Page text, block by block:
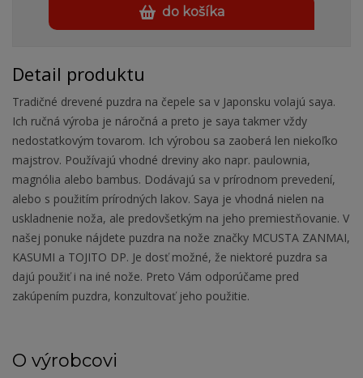
do košíka
Detail produktu
Tradičné drevené puzdra na čepele sa v Japonsku volajú saya.
Ich ručná výroba je náročná a preto je saya takmer vždy
nedostatkovým tovarom. Ich výrobou sa zaoberá len niekoľko
majstrov. Používajú vhodné dreviny ako napr. paulownia,
magnólia alebo bambus. Dodávajú sa v prírodnom prevedení,
alebo s použitím prírodných lakov. Saya je vhodná nielen na
uskladnenie noža, ale predovšetkým na jeho premiestňovanie. V
našej ponuke nájdete puzdra na nože značky MCUSTA ZANMAI,
KASUMI a TOJITO DP. Je dosť možné, že niektoré puzdra sa
dajú použiť i na iné nože. Preto Vám odporúčame pred
zakúpením puzdra, konzultovať jeho použitie.
O výrobcovi